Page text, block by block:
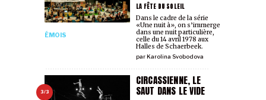
LA FÊTE DU SOLEIL
ÉMOIS
parKarolina Svobodova
Dans le cadre de la série
«Une nuit à», on s’immerge
dans une nuit particulière,
celle du 14 avril 1978 aux
Halles de Schaerbeek.
3/3
CIRCASSIENNE, LE
SAUT DANS LE VIDE